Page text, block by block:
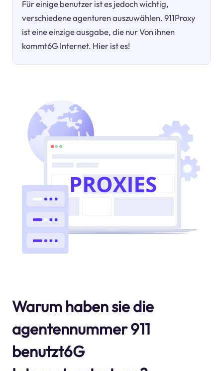
Für einige benutzer ist es jedoch wichtig,
verschiedene agenturen auszuwählen. 911Proxy
ist eine einzige ausgabe, die nur Von ihnen
kommt6G Internet. Hier ist es!
Warum haben sie die
agentennummer 911
benutzt6G